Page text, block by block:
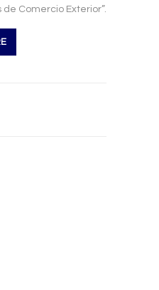
Comercio Exterior”.